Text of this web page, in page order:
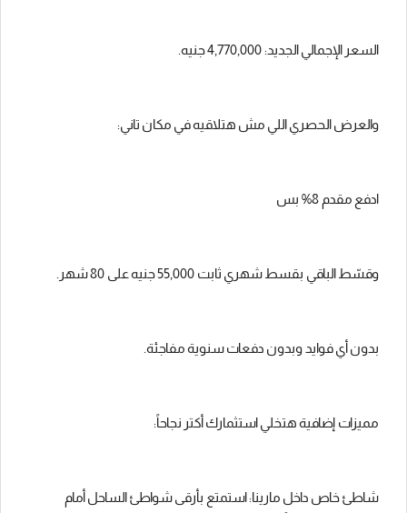
السعر الإجمالي الجديد: 4,770,000 جنيه.
والعرض الحصري اللي مش هتلاقيه في مكان تاني:
ادفع مقدم 8% بس
وقسّط الباقي بقسط شهري ثابت 55,000 جنيه على 80 شهر.
بدون أي فوايد وبدون دفعات سنوية مفاجئة.
مميزات إضافية هتخلي استثمارك أكتر نجاحاً:
شاطئ خاص داخل مارينا: استمتع بأرقى شواطئ الساحل أمام